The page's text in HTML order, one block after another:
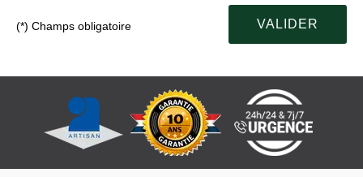
(*) Champs obligatoire